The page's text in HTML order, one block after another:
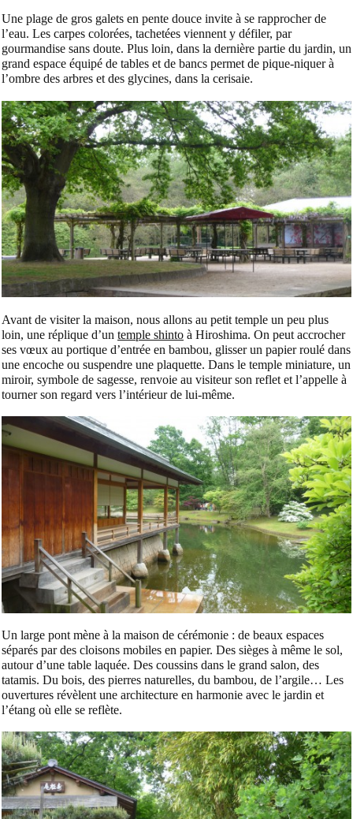
Une plage de gros galets en pente douce invite à se rapprocher de
l’eau. Les carpes colorées, tachetées viennent y défiler, par
gourmandise sans doute. Plus loin, dans la dernière partie du jardin, un
grand espace équipé de tables et de bancs permet de pique-niquer à
l’ombre des arbres et des glycines, dans la cerisaie.
Avant de visiter la maison, nous allons au petit temple un peu plus
loin, une réplique d’un temple shinto à Hiroshima. On peut accrocher
ses vœux au portique d’entrée en bambou, glisser un papier roulé dans
une encoche ou suspendre une plaquette. Dans le temple miniature, un
miroir, symbole de sagesse, renvoie au visiteur son reflet et l’appelle à
tourner son regard vers l’intérieur de lui-même.
Un large pont mène à la maison de cérémonie : de beaux espaces
séparés par des cloisons mobiles en papier. Des sièges à même le sol,
autour d’une table laquée. Des coussins dans le grand salon, des
tatamis. Du bois, des pierres naturelles, du bambou, de l’argile… Les
ouvertures révèlent une architecture en harmonie avec le jardin et
l’étang où elle se reflète.